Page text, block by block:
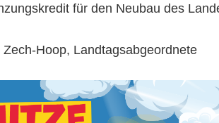
für den Neubau des
Zech-Hoop, Landtagsabgeordnete